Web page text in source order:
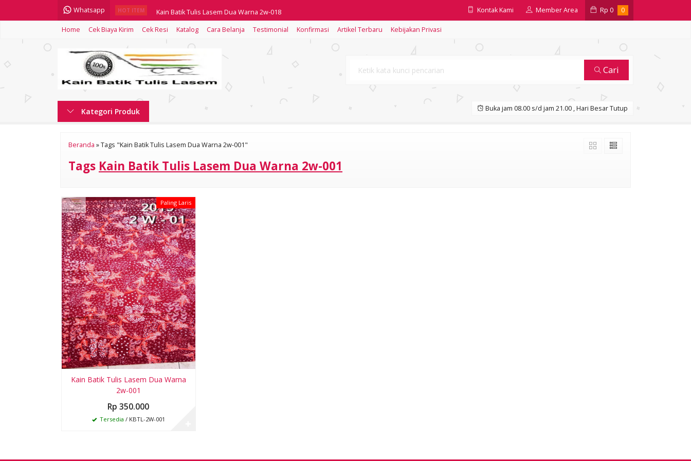
Whatsapp HOT ITEM Kain Batik Tulis Lasem Dua Warna 2w-018
Kain Batik Tulis Lasem Tiga Warna 3w-010
Kain Batik Tulis Lasem 3W012
Kain Batik Tulis Lasem 3W017
Kain Batik Tulis Lasem 2W022
Kontak Kami Member Area Rp 0 0
Home Cek Biaya Kirim Cek Resi Katalog Cara Belanja Testimonial Konfirmasi Artikel Terbaru Kebijakan Privasi
Cari
Kategori Produk Buka jam 08.00 s/d jam 21.00 , Hari Besar Tutup
Beranda »Tags "Kain Batik Tulis Lasem Dua Warna 2w-001"
Tags Kain Batik Tulis Lasem Dua Warna 2w-001
Paling Laris
Kain Batik Tulis Lasem Dua Warna
2w-001
Rp 350.000
Tersedia / KBTL-2W-001